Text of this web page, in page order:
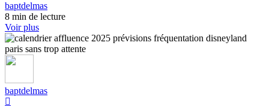
baptdelmas
8 min de lecture
Voir plus
baptdelmas